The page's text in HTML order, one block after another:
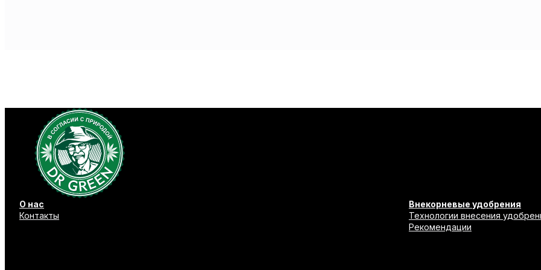
О нас
Контакты
Внекорневые удобрения
Технологии внесения
Рекомендации